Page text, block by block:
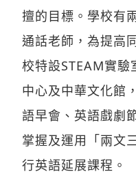
擅的目標。學校有
通話老師，為提高
校特設STEAM實
中心及中華文化館
語早會、英語戲劇
掌握及運用「兩文
行英語延展課程。